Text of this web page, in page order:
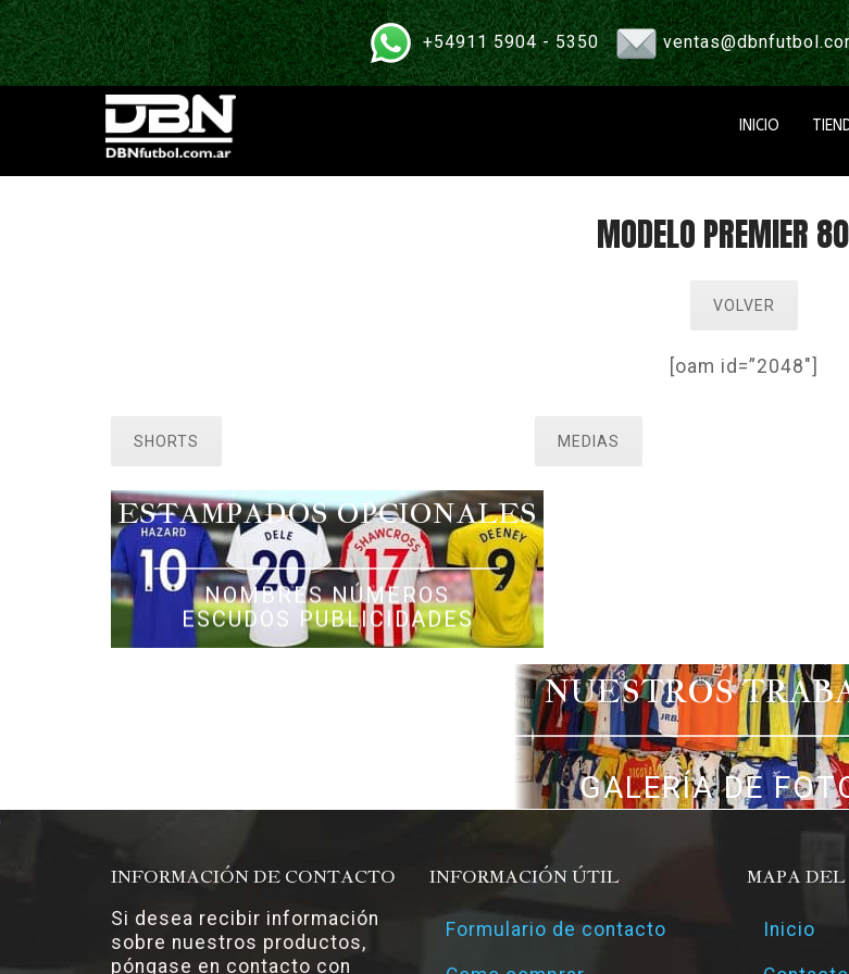
+54911 5904 - 5350
INICIO
MODELO PREMIER
VOLVER
[oam id=”2048″]
SHORTS MEDIAS
ESTAMPADOS OPCIONALES
NOMBRES NÚMEROS
ESCUDOS PUBLICIDADES
NUESTROS
GALERÍA DE
INFORMACIÓN DE CONTACTO
Si desea recibir información
sobre nuestros productos,
póngase en contacto con
INFORMACIÓN ÚTIL
Formulario de contacto
MAPA
Inicio